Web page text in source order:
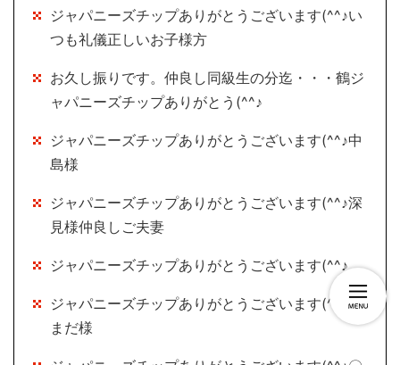
ジャパニーズチップありがとうございます(^^♪い
つも礼儀正しいお子様方
お久し振りです。仲良し同級生の分迄・・・鶴ジ
ャパニーズチップありがとう(^^♪
ジャパニーズチップありがとうございます(^^♪中
島様
ジャパニーズチップありがとうございます(^^♪深
見様仲良しご夫妻
ジャパニーズチップありがとうございます(^^♪
ジャパニーズチップありがとうございます(^^♪は
まだ様